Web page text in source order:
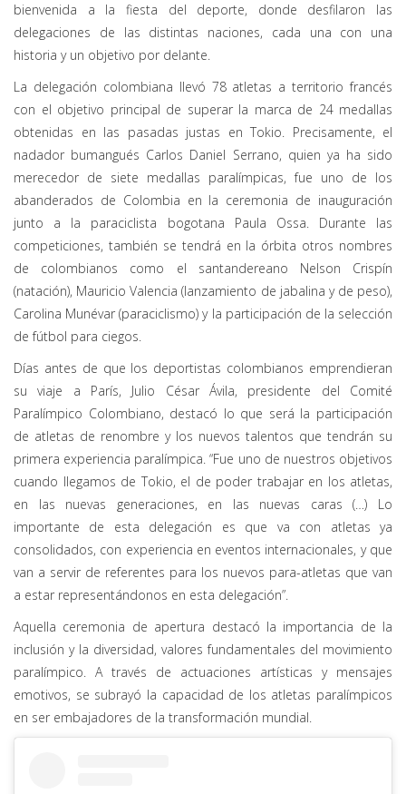
bienvenida a la fiesta del deporte, donde desfilaron las
delegaciones de las distintas naciones, cada una con una
historia y un objetivo por delante.
La delegación colombiana llevó 78 atletas a territorio francés
con el objetivo principal de superar la marca de 24 medallas
obtenidas en las pasadas justas en Tokio. Precisamente, el
nadador bumangués Carlos Daniel Serrano, quien ya ha sido
merecedor de siete medallas paralímpicas, fue uno de los
abanderados de Colombia en la ceremonia de inauguración
junto a la paraciclista bogotana Paula Ossa. Durante las
competiciones, también se tendrá en la órbita otros nombres
de colombianos como el santandereano Nelson Crispín
(natación), Mauricio Valencia (lanzamiento de jabalina y de peso),
Carolina Munévar (paraciclismo) y la participación de la selección
de fútbol para ciegos.
Días antes de que los deportistas colombianos emprendieran
su viaje a París, Julio César Ávila, presidente del Comité
Paralímpico Colombiano, destacó lo que será la participación
de atletas de renombre y los nuevos talentos que tendrán su
primera experiencia paralímpica. “Fue uno de nuestros objetivos
cuando llegamos de Tokio, el de poder trabajar en los atletas,
en las nuevas generaciones, en las nuevas caras (…) Lo
importante de esta delegación es que va con atletas ya
consolidados, con experiencia en eventos internacionales, y que
van a servir de referentes para los nuevos para-atletas que van
a estar representándonos en esta delegación”.
Aquella ceremonia de apertura destacó la importancia de la
inclusión y la diversidad, valores fundamentales del movimiento
paralímpico. A través de actuaciones artísticas y mensajes
emotivos, se subrayó la capacidad de los atletas paralímpicos
en ser embajadores de la transformación mundial.